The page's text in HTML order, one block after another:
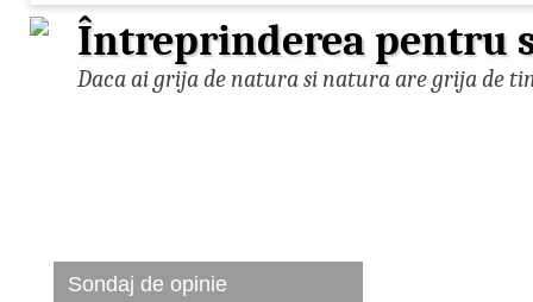
Întreprinderea pentru
Daca ai grija de natura si natura are grija de
Sondaj de opinie